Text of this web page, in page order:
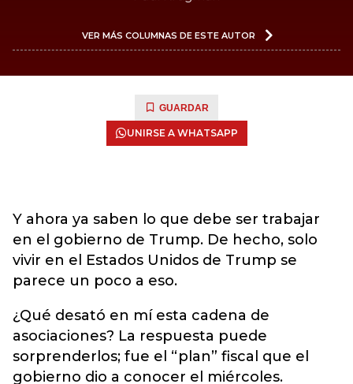
VER MÁS COLUMNAS DE ESTE AUTOR
GUARDAR
UNIRSE A WHATSAPP
Y ahora ya saben lo que debe ser trabajar
en el gobierno de Trump. De hecho, solo
vivir en el Estados Unidos de Trump se
parece un poco a eso.
¿Qué desató en mí esta cadena de
asociaciones? La respuesta puede
sorprenderlos; fue el “plan” fiscal que el
gobierno dio a conocer el miércoles.